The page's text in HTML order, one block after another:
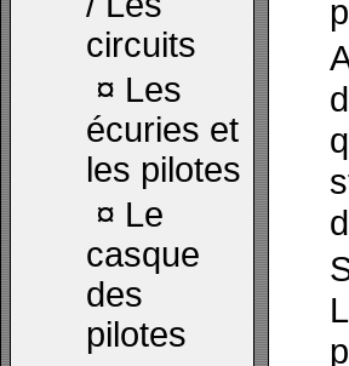
circuits
¤ Les
écuries et
les pilotes
¤ Le
casque
des
pilotes